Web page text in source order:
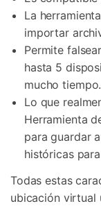
La
importar
Permite
hasta 5
mucho tiempo.
Lo que
Herramienta
para guardar
históricas
Todas estas
ubicación virtual